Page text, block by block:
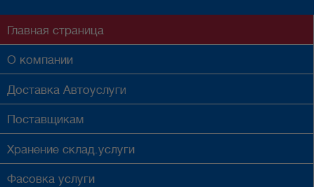
Главная страница
О компании
Доставка Автоуслуги
Поставщикам
Хранение склад.услуги
Фасовка услуги